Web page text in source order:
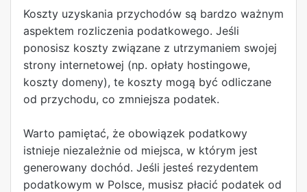
Koszty uzyskania przychodów są bardzo ważnym
aspektem rozliczenia podatkowego. Jeśli
ponosisz koszty związane z utrzymaniem swojej
strony internetowej (np. opłaty hostingowe,
koszty domeny), te koszty mogą być odliczane
od przychodu, co zmniejsza podatek.
Warto pamiętać, że obowiązek podatkowy
istnieje niezależnie od miejsca, w którym jest
generowany dochód. Jeśli jesteś rezydentem
podatkowym w Polsce, musisz płacić podatek od